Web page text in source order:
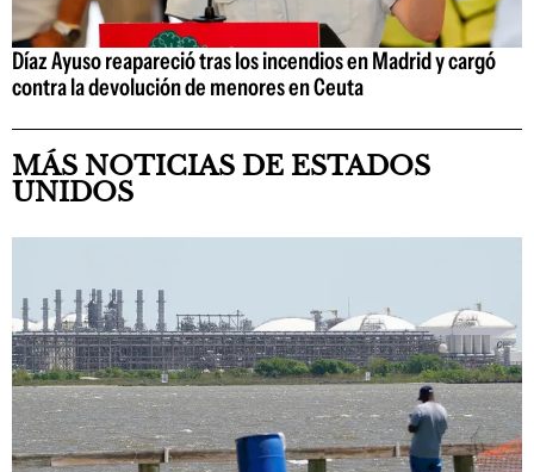
Díaz Ayuso reapareció tras los incendios en Madrid y cargó
contra la devolución de menores en Ceuta
MÁS NOTICIAS DE ESTADOS
UNIDOS